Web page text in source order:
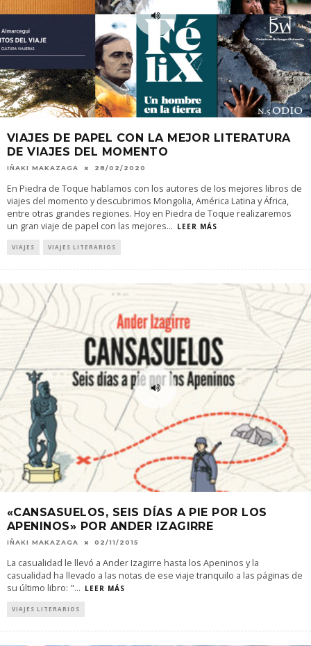
VIAJES DE PAPEL CON LA MEJOR LITERATURA
DE VIAJES DEL MOMENTO
IÑAKI MAKAZAGA 28/02/2020
En Piedra de Toque hablamos con los autores de los mejores libros de
viajes del momento y descubrimos Mongolia, América Latina y África,
entre otras grandes regiones. Hoy en Piedra de Toque realizaremos
un gran viaje de papel con las mejores... LEER MÁS
VIAJES VIAJES LITERARIOS
«CANSASUELOS, SEIS DÍAS A PIE POR LOS
APENINOS» POR ANDER IZAGIRRE
IÑAKI MAKAZAGA 02/11/2015
La casualidad le llevó a Ander Izagirre hasta los Apeninos y la
casualidad ha llevado a las notas de ese viaje tranquilo a las páginas de
su último libro: "... LEER MÁS
VIAJES LITERARIOS